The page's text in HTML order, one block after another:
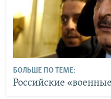
БОЛЬШЕ ПО ТЕМЕ:
Российские